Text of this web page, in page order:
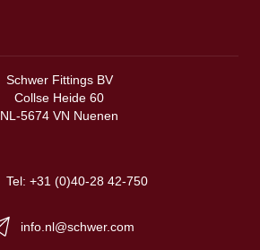
Schwer Fittings BV
Collse Heide 60
NL-5674 VN Nuenen
Tel: +31 (0)40-28 42-750
info.nl@schwer.com